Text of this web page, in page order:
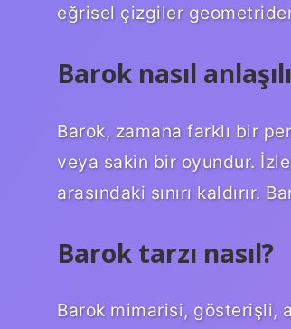
eğrisel çizgiler
Barok nasıl
Barok, zamana farklı bir
veya sakin bir oyundur.
arasındaki sınırı kaldırır.
Barok tarzı nasıl?
Barok mimarisi, gösterişli,